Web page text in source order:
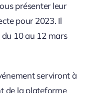
présenter leur
pour 2023. Il
10 au 12 mars
serviront à
de la plateforme